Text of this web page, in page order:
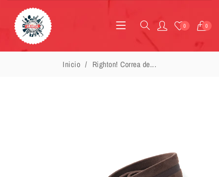
0 0
Inicio Righton! Correa de...